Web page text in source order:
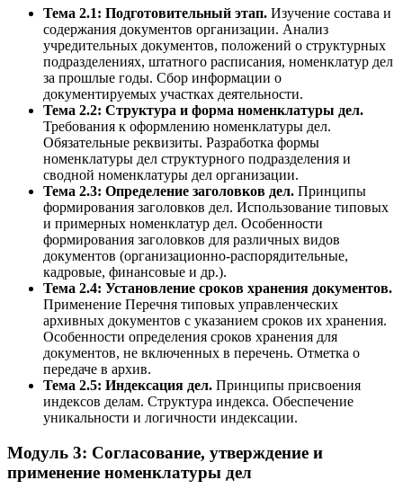
Тема 2.1: Подготовительный этап. Изучение состава и
содержания документов организации. Анализ
учредительных документов, положений о структурных
подразделениях, штатного расписания, номенклатур дел
за прошлые годы. Сбор информации о
документируемых участках деятельности.
Тема 2.2: Структура и форма номенклатуры дел.
Требования к оформлению номенклатуры дел.
Обязательные реквизиты. Разработка формы
номенклатуры дел структурного подразделения и
сводной номенклатуры дел организации.
Тема 2.3: Определение заголовков дел. Принципы
формирования заголовков дел. Использование типовых
и примерных номенклатур дел. Особенности
формирования заголовков для различных видов
документов (организационно-распорядительные,
кадровые, финансовые и др.).
Тема 2.4: Установление сроков хранения документов.
Применение Перечня типовых управленческих
архивных документов с указанием сроков их хранения.
Особенности определения сроков хранения для
документов, не включенных в перечень. Отметка о
передаче в архив.
Тема 2.5: Индексация дел. Принципы присвоения
индексов делам. Структура индекса. Обеспечение
уникальности и логичности индексации.
Модуль 3: Согласование, утверждение и
применение номенклатуры дел